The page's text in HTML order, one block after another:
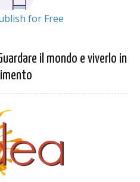
for Free
il mondo e viverlo in